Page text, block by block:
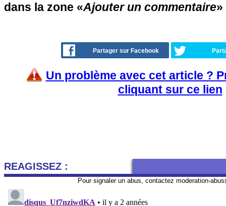
dans la zone «Ajouter un commentaire
Partager sur Facebook
Un problème avec cet article ?
cliquant sur ce lien
REAGISSEZ :
Pour signaler un abus, contactez moderation-